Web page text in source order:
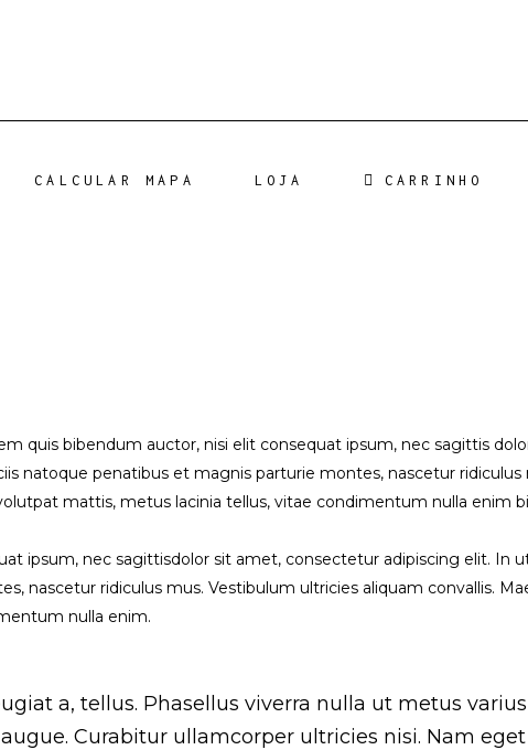
CALCULAR MAPA LOJA CARRINHO
quis bibendum auctor, nisi elit consequat ipsum, nec sagittis
natoque penatibus et magnis parturie montes, nascetur
mattis, metus lacinia tellus, vitae condimentum nulla enim
ipsum, nec sagittisdolor sit amet, consectetur adipiscing elit. In
nascetur ridiculus mus. Vestibulum ultricies aliquam convallis.
nulla enim.
a, tellus. Phasellus viverra nulla ut metus
Curabitur ullamcorper ultricies nisi. Nam